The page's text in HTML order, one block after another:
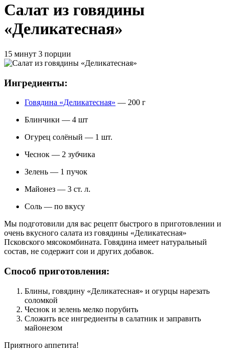
Салат из говядины
«Деликатесная»
15 минут 3 порции
Ингредиенты:
Говядина «Деликатесная» — 200 г
Блинчики — 4 шт
Огурец солёный — 1 шт.
Чеснок — 2 зубчика
Зелень — 1 пучок
Майонез — 3 ст. л.
Соль — по вкусу
Мы подготовили для вас рецепт быстрого в приготовлении и
очень вкусного салата из говядины «Деликатесная»
Псковского мясокомбината. Говядина имеет натуральный
состав, не содержит сои и других добавок.
Способ приготовления:
Блины, говядину «Деликатесная» и огурцы нарезать
соломкой
Чеснок и зелень мелко порубить
Сложить все ингредиенты в салатник и заправить
майонезом
​Приятного аппетита!